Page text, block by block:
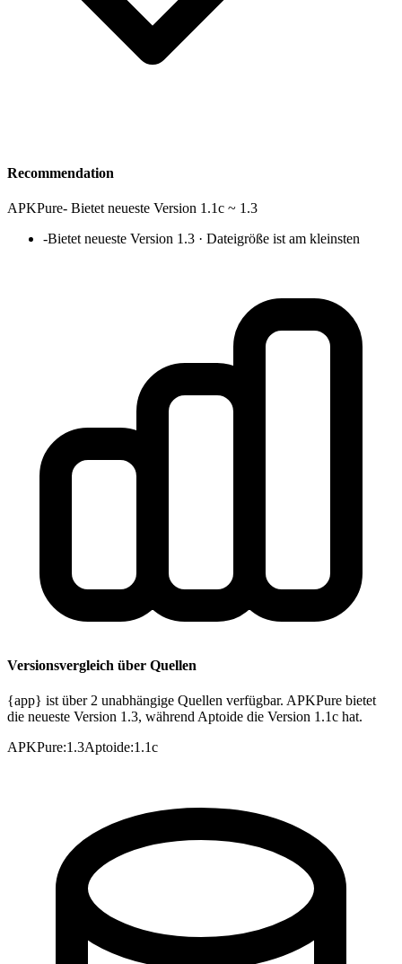
Recommendation
APKPure- Bietet neueste Version 1.1c ~ 1.3
-Bietet neueste Version 1.3 · Dateigröße ist am kleinsten
Versionsvergleich über Quellen
{app} ist über 2 unabhängige Quellen verfügbar. APKPure bietet
die neueste Version 1.3, während Aptoide die Version 1.1c hat.
APKPure:1.3Aptoide:1.1c